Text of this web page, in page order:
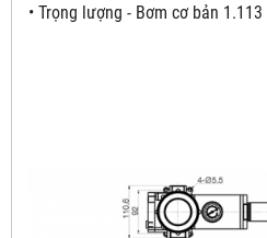
• Trọng lượng - Bơm cơ bản 1.113